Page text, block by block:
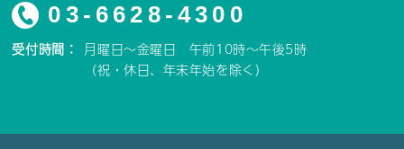
03-6628-4300
受付時間： 月曜日～金曜日 午前10時～午後5時
（祝・休日、年末年始を除く）